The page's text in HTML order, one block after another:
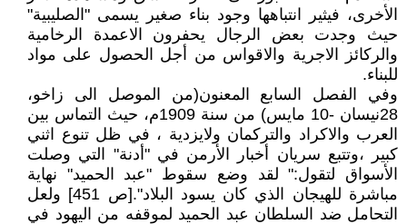
الأخرى، فيثير انتباهها وجود بناء صغير يسمى "الصليبية"
حيث وجدت بعض الرجال يحفرون الاعمدة الرخامية
والركائز الاجرية والاقواس من أجل الحصول على مواد
للبناء.
وفي الفصل السابع المعنون(من الموصل الى زاخو،
28نيسان -10 مايس) من سنة 1909م، حيث التماس بين
العرب والاكراد والتركمان ولايزدية ، في ظل تنوع اثني
كبير ،وتتبع سريان أخبار الأرمن في "أدنة" التي وصلت
الأسواق لتقول:" لقد وضع سقوط "عبد الحميد" نهاية
مباشرة للهيجان الذي كان يسود البلاد".[ص 451] ولعل
التحامل ضد السلطان عبد الحميد لموقفه من اليهود في